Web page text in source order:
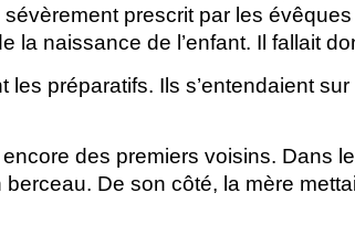
prescrit par les
naissance de l’enfant. Il fallait
préparatifs. Ils s’entendaient
des premiers voisins. Dans
De son côté, la mère